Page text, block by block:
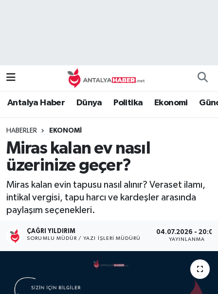
Antalya Haber Dünya Politika Ekonomi
HABERLER EKONOMI
Miras kalan ev nasıl
üzerinize geçer?
Miras kalan evin tapusu nasıl alınır? Veraset ilamı,
intikal vergisi, tapu harcı ve kardeşler arasında
paylaşım seçenekleri.
ÇAĞRI YILDIRIM
SORUMLU MÜDÜR / YAZI İŞLERI MÜDÜRÜ
04.07.2026 - 20:05
YAYINLANMA
Genel
Güncel
Güvenlik
Kültür Sanat
Medya
Namaz Vakitleri
Tüm Manşetler
Son Dakika Haberleri
Haber Arşivi